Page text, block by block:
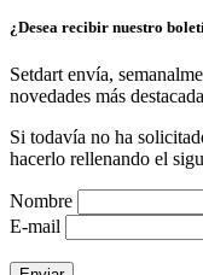
¿Desea recibir nuestro
Setdart envía,
novedades más
Si todavía no ha
hacerlo rellenando el
Nombre
E-mail